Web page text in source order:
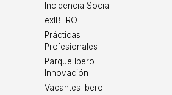
Incidencia Social
exIBERO
Prácticas
Profesionales
Parque Ibero
Innovación
Vacantes Ibero